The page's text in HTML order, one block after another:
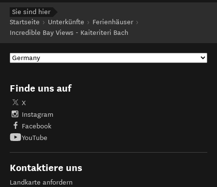
Sie sind hier
Startseite
Unterkünfte
Ferienhäuser
Incredible Bay Views - Kaiteriteri Bach
Finde uns auf
X
Instagram
Facebook
YouTube
Kontaktiere uns
Landkarte anfordern